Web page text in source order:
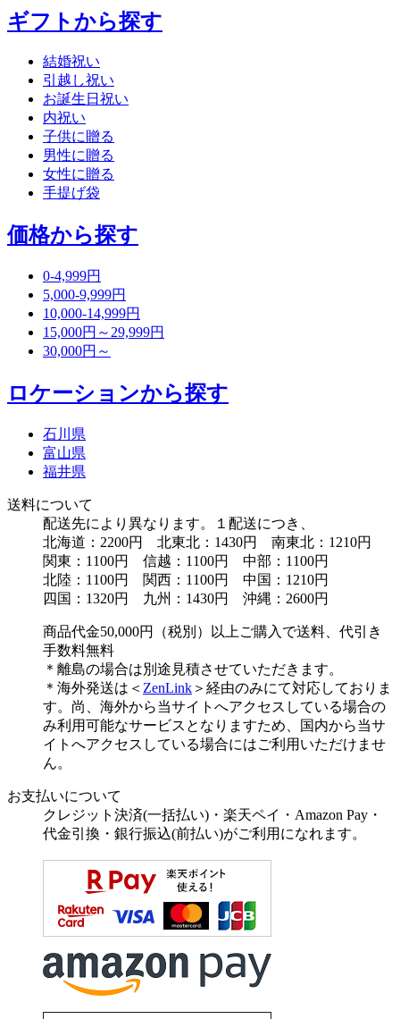
ギフトから探す
結婚祝い
引越し祝い
お誕生日祝い
内祝い
子供に贈る
男性に贈る
女性に贈る
手提げ袋
価格から探す
0-4,999円
5,000-9,999円
10,000-14,999円
15,000円～29,999円
30,000円～
ロケーションから探す
石川県
富山県
福井県
送料について
配送先により異なります。１配送につき、
北海道：2200円 北東北：1430円 南東北：1210円
関東：1100円 信越：1100円 中部：1100円
北陸：1100円 関西：1100円 中国：1210円
四国：1320円 九州：1430円 沖縄：2600円
商品代金50,000円（税別）以上ご購入で送料、代引き
手数料無料
＊離島の場合は別途見積させていただきます。
＊海外発送は＜ ZenLink ＞経由のみにて対応しておりま
す。尚、海外から当サイトへアクセスしている場合の
み利用可能なサービスとなりますため、国内から当サ
イトへアクセスしている場合にはご利用いただけませ
ん。
お支払いについて
クレジット決済(一括払い)・楽天ペイ・Amazon Pay・
代金引換・銀行振込(前払い)がご利用になれます。